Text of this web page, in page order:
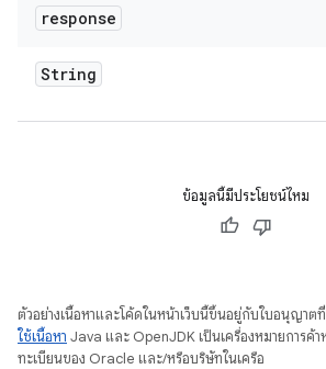
response
String
ข้อมูลนี้มีประโยชน์ไหม
ตัวอย่างเนื้อหาและโค้ดในหน้าเว็บนี้ขึ้นอยู่กับใบอนุญาตที่
ใช้เนื้อหา Java และ OpenJDK เป็นเครื่องหมายการค้า
ทะเบียนของ Oracle และ/หรือบริษัทในเครือ